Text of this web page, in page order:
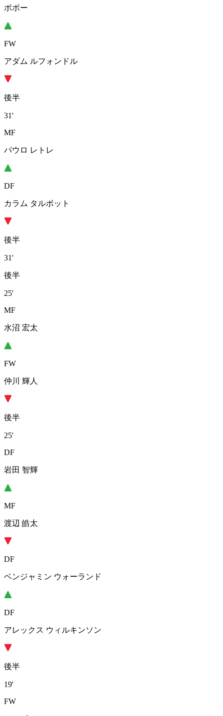
ボボー
FW
アダム ルフォンドル
後半
31'
MF
パウロ レトレ
DF
カラム タルボット
後半
31'
後半
25'
MF
水沼 宏太
FW
仲川 輝人
後半
25'
DF
岩田 智輝
MF
渡辺 皓太
DF
ベンジャミン ウォーランド
DF
アレックス ウィルキンソン
後半
19'
FW